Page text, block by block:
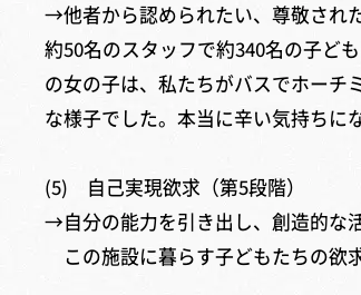
→他者から認められたい、尊敬され
約50名のスタッフで約340名の子ど
の女の子は、私たちがバスでホーチ
な様子でした。本当に辛い気持ちに
(5) 自己実現欲求（第5段階）
→自分の能力を引き出し、創造的な
この施設に暮らす子どもたちの欲